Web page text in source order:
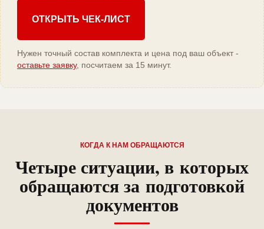
ОТКРЫТЬ ЧЕК-ЛИСТ
Нужен точный состав комплекта и цена под ваш объект -
оставьте заявку, посчитаем за 15 минут.
КОГДА К НАМ ОБРАЩАЮТСЯ
Четыре ситуации, в которых
обращаются за подготовкой
документов